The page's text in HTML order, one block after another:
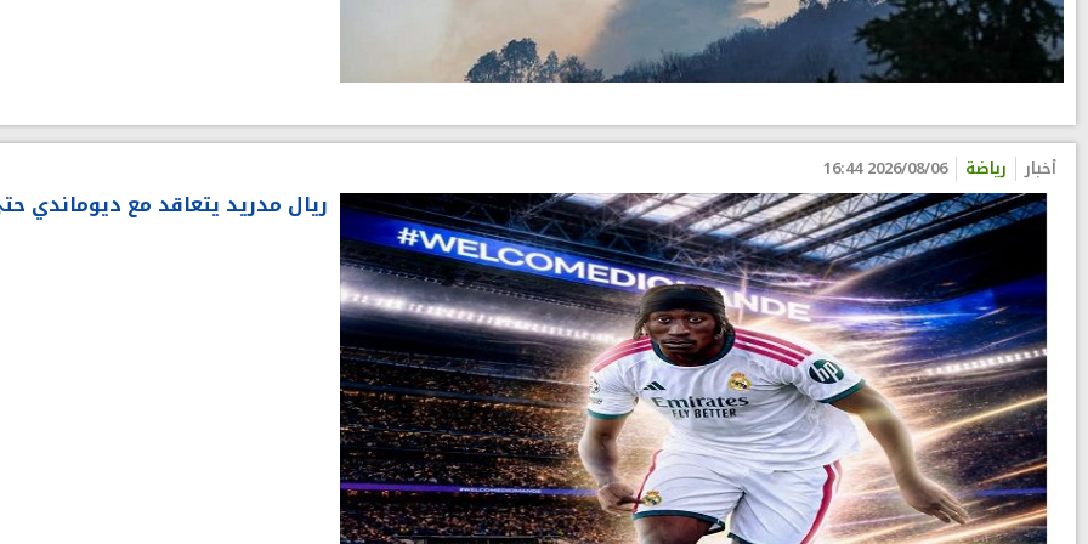
أخبار رياضة 2026/08/06 16:44
ريال مدريد يتعاقد مع ديوماندي حتى